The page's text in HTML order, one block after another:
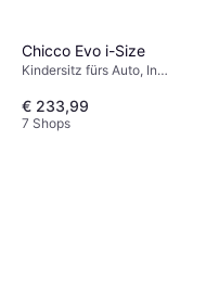
Chicco Evo i-Size
Kindersitz fürs Auto, In
Fahrtrichtung, UN R129, i-Size,
Neugeboreneneinsatz
€ 233,99
7 Shops